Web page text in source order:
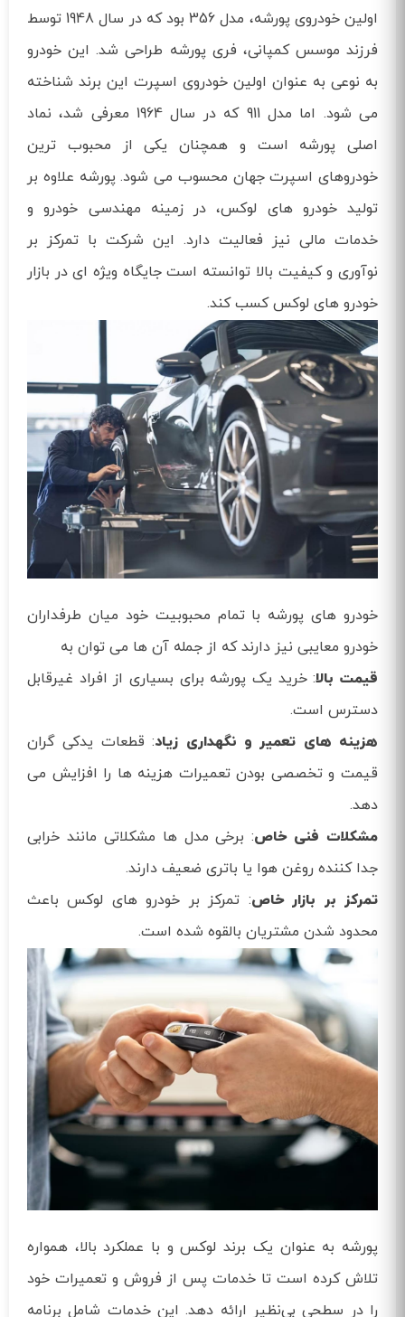
اولین خودروی پورشه، مدل 356 بود که در سال 1948 توسط
فرزند موسس کمپانی، فری پورشه طراحی شد. این خودرو
به نوعی به عنوان اولین خودروی اسپرت این برند شناخته
می‌ شود. اما مدل 911 که در سال 1964 معرفی شد، نماد
اصلی پورشه است و همچنان یکی از محبوب‌ ترین
خودروهای اسپرت جهان محسوب می‌ شود. پورشه علاوه بر
تولید خودرو های لوکس، در زمینه مهندسی خودرو و
خدمات مالی نیز فعالیت دارد. این شرکت با تمرکز بر
نوآوری و کیفیت بالا توانسته است جایگاه ویژه‌ ای در بازار
خودرو های لوکس کسب کند.
خودرو های پورشه با تمام محبوبیت خود میان طرفداران
خودرو معایبی نیز دارند که از جمله آن ها می توان به
قیمت بالا: خرید یک پورشه برای بسیاری از افراد غیرقابل
دسترس است.
هزینه‌ های تعمیر و نگهداری زیاد: قطعات یدکی گران‌
قیمت و تخصصی بودن تعمیرات هزینه‌ ها را افزایش می‌
دهد.
مشکلات فنی خاص: برخی مدل‌ ها مشکلاتی مانند خرابی
جدا کننده روغن هوا یا باتری ضعیف دارند.
تمرکز بر بازار خاص: تمرکز بر خودرو های لوکس باعث
محدود شدن مشتریان بالقوه شده است.
پورشه به عنوان یک برند لوکس و با عملکرد بالا، همواره
تلاش کرده است تا خدمات پس از فروش و تعمیرات خود
را در سطحی بی‌نظیر ارائه دهد. این خدمات شامل برنامه‌